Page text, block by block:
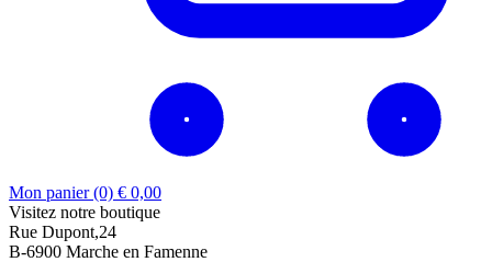
Mon panier (0) € 0,00
Visitez notre boutique
Rue Dupont,24
B-6900 Marche en Famenne